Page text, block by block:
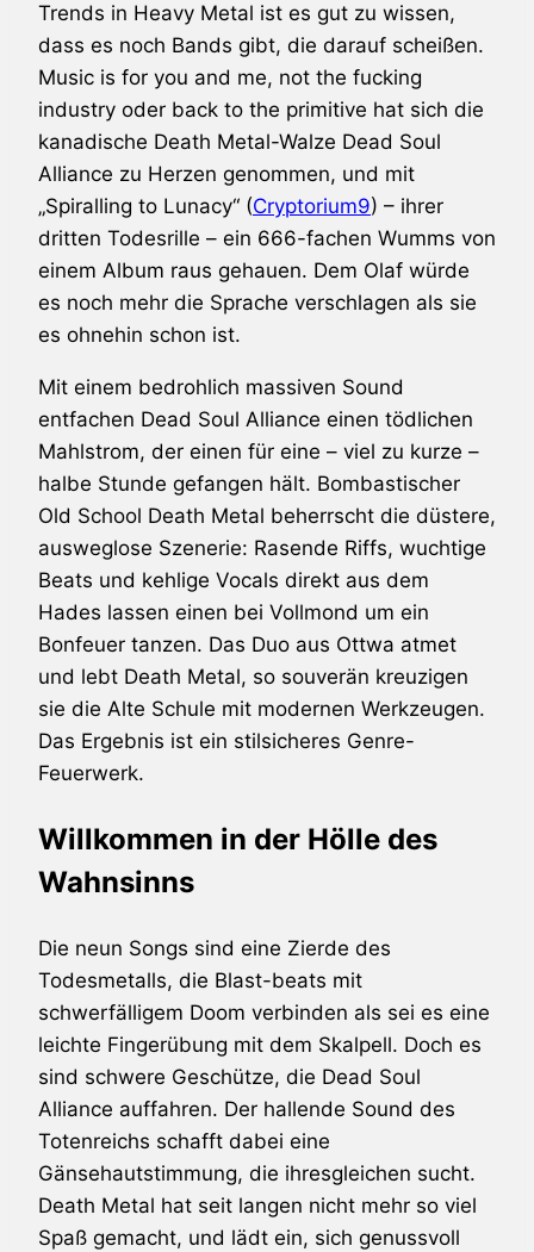
Trends in Heavy Metal ist es gut zu wissen,
dass es noch Bands gibt, die darauf scheißen.
Music is for you and me, not the fucking
industry oder back to the primitive hat sich die
kanadische Death Metal-Walze Dead Soul
Alliance zu Herzen genommen, und mit
„Spiralling to Lunacy“ (Cryptorium9) – ihrer
dritten Todesrille – ein 666-fachen Wumms von
einem Album raus gehauen. Dem Olaf würde
es noch mehr die Sprache verschlagen als sie
es ohnehin schon ist.
Mit einem bedrohlich massiven Sound
entfachen Dead Soul Alliance einen tödlichen
Mahlstrom, der einen für eine – viel zu kurze –
halbe Stunde gefangen hält. Bombastischer
Old School Death Metal beherrscht die düstere,
ausweglose Szenerie: Rasende Riffs, wuchtige
Beats und kehlige Vocals direkt aus dem
Hades lassen einen bei Vollmond um ein
Bonfeuer tanzen. Das Duo aus Ottwa atmet
und lebt Death Metal, so souverän kreuzigen
sie die Alte Schule mit modernen Werkzeugen.
Das Ergebnis ist ein stilsicheres Genre-
Feuerwerk.
Willkommen in der Hölle des
Wahnsinns
Die neun Songs sind eine Zierde des
Todesmetalls, die Blast-beats mit
schwerfälligem Doom verbinden als sei es eine
leichte Fingerübung mit dem Skalpell. Doch es
sind schwere Geschütze, die Dead Soul
Alliance auffahren. Der hallende Sound des
Totenreichs schafft dabei eine
Gänsehautstimmung, die ihresgleichen sucht.
Death Metal hat seit langen nicht mehr so viel
Spaß gemacht, und lädt ein, sich genussvoll